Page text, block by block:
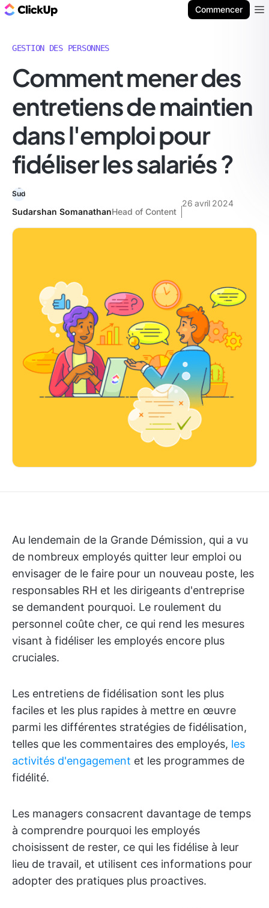
Commencer
GESTION DES PERSONNES
Comment mener des
entretiens de maintien
dans l'emploi pour
fidéliser les salariés ?
Sudarshan SomanathanHead of Content
26 avril 2024
Au lendemain de la Grande Démission, qui a vu
de nombreux employés quitter leur emploi ou
envisager de le faire pour un nouveau poste, les
responsables RH et les dirigeants d'entreprise
se demandent pourquoi. Le roulement du
personnel coûte cher, ce qui rend les mesures
visant à fidéliser les employés encore plus
cruciales.
Les entretiens de fidélisation sont les plus
faciles et les plus rapides à mettre en œuvre
parmi les différentes stratégies de fidélisation,
telles que les commentaires des employés, les
activités d'engagement et les programmes de
fidélité.
Les managers consacrent davantage de temps
à comprendre pourquoi les employés
choisissent de rester, ce qui les fidélise à leur
lieu de travail, et utilisent ces informations pour
adopter des pratiques plus proactives.